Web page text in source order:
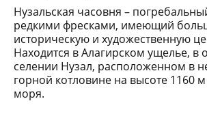
Нузальская часовня –
редкими фресками, имеющий
историческую и художественную
Находится в Алагирском ущелье, в
селении Нузал, расположенном в
горной котловине на высоте 1160
моря.